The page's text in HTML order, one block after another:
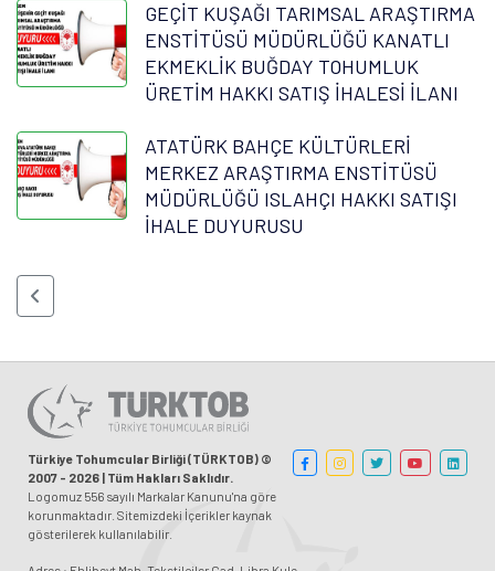
GEÇİT KUŞAĞI TARIMSAL ARAŞTIRMA
ENSTİTÜSÜ MÜDÜRLÜĞÜ KANATLI
EKMEKLİK BUĞDAY TOHUMLUK
ÜRETİM HAKKI SATIŞ İHALESİ İLANI
ATATÜRK BAHÇE KÜLTÜRLERİ
MERKEZ ARAŞTIRMA ENSTİTÜSÜ
MÜDÜRLÜĞÜ ISLAHÇI HAKKI SATIŞI
İHALE DUYURUSU
Türkiye Tohumcular Birliği (TÜRKTOB) ©
2007 - 2026 | Tüm Hakları Saklıdır.
Logomuz 556 sayılı Markalar Kanunu'na göre
korunmaktadır. Sitemizdeki İçerikler kaynak
gösterilerek kullanılabilir.